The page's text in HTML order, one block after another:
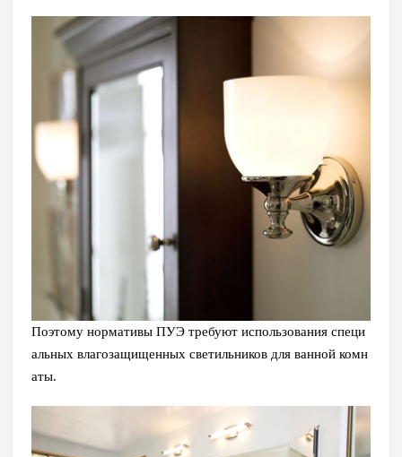
Поэтому нормативы ПУЭ требуют использования специ
альных влагозащищенных светильников для ванной комн
аты.